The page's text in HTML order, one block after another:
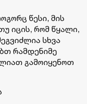
წესი, მის
იცის, რომ წყალი,
სხვა
რამდენიმე
გამოიყენოთ